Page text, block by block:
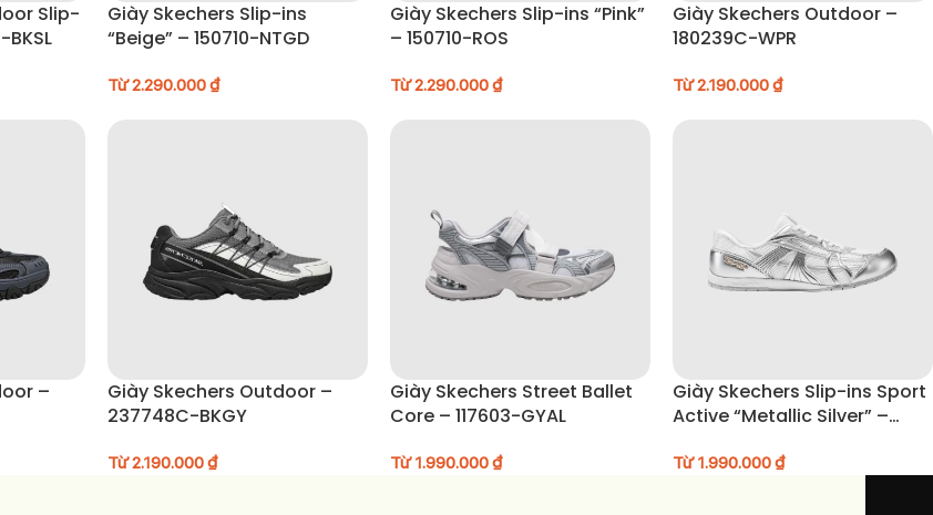
Slip-
BKSL
Giày Skechers Slip-ins
“Beige” – 150710-NTGD
Từ2.290.000₫
Giày Skechers Slip-ins “Pink”
– 150710-ROS
Từ2.290.000₫
Giày Skechers Outdoor –
180239C-WPR
Từ2.190.000₫
–
Giày Skechers Outdoor –
237748C-BKGY
Từ2.190.000₫
Giày Skechers Street Ballet
Core – 117603-GYAL
Từ1.990.000₫
Giày Skechers Slip-ins Sport
Active “Metallic Silver” –
Từ1.990.000₫